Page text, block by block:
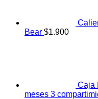
Bear $1.900
Caja
meses 3